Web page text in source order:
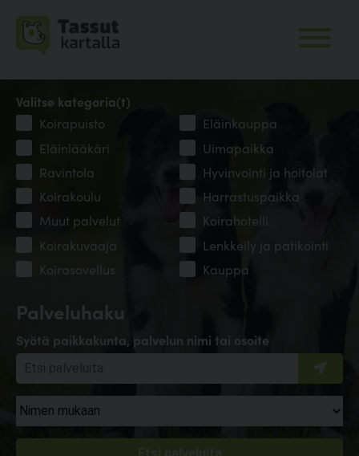
Palveluhaku
Syötä paikkakunta, palvelun nimi tai osoite
Valitse kategoria(t)
Koirapuisto
Eläinkauppa
Eläinlääkäri
Uimapaikka
Ravintola
Hyvinvointi ja hoitolat
Koirakoulu
Harrastuspaikka
Muut palvelut
Koirahotelli
Koirakuvaaja
Lenkkeily ja patikointi
Koirasovellus
Kauppa